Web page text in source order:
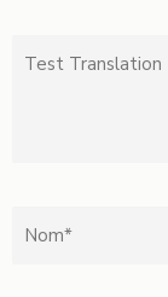
Test
Nom *